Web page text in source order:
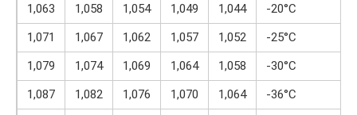
1,063
1,058 1,054 1,049 1,044 -20°C
1,071
1,067 1,062 1,057 1,052 -25°C
1,079
1,074 1,069 1,064 1,058 -30°C
1,087
1,082 1,076 1,070 1,064 -36°C